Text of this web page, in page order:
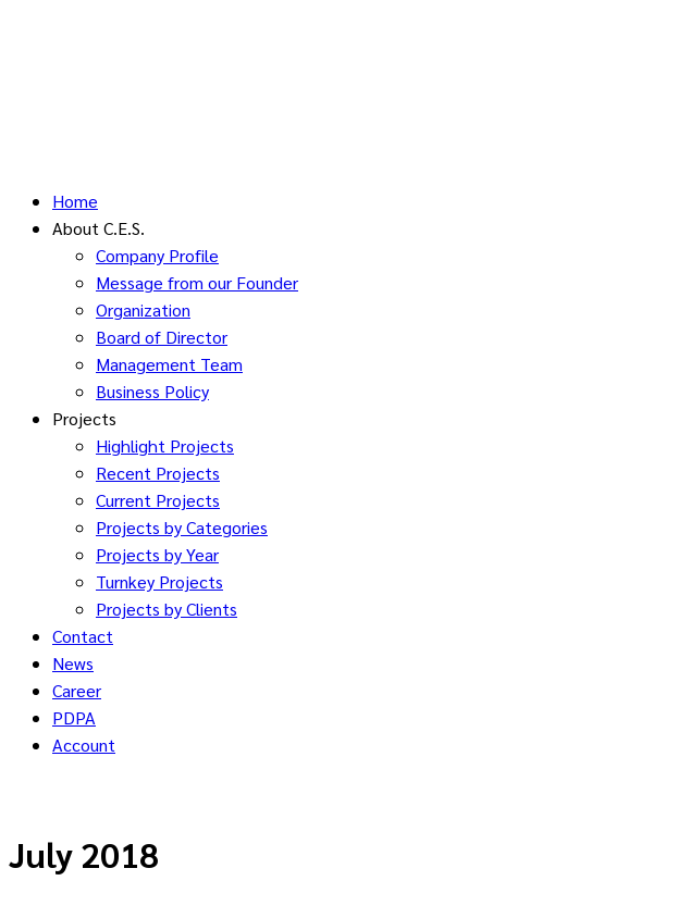
Home
About C.E.S.
Company Profile
Message from our Founder
Organization
Board of Director
Management Team
Business Policy
Projects
Highlight Projects
Recent Projects
Current Projects
Projects by Categories
Projects by Year
Turnkey Projects
Projects by Clients
Contact
News
Career
PDPA
Account
July 2018